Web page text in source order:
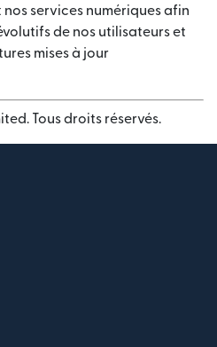
services numériques afin
de nos utilisateurs et
mises à jour
Tous droits réservés.